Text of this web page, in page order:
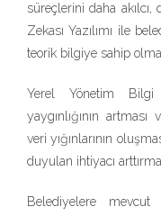
süreçlerini daha
Zekası Yazılımı ile
teorik bilgiye sahip
Yerel Yönetim Bilgi
yaygınlığının
veri yığınlarının
duyulan ihtiyacı
Belediyelere